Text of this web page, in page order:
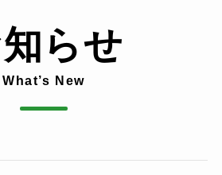
らせ
What’s New